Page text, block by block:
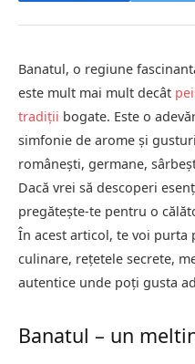
Banatul, o regiune
este mult mai mult decât
tradiții bogate. Este o
simfonie de arome și
românești, germane,
Dacă vrei să descoperi
pregătește-te pentru o
În acest articol, te voi purta
culinare, rețetele secrete,
autentice unde poți gusta
Banatul – un